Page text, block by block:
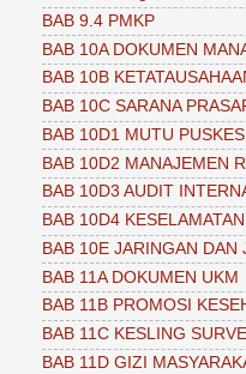
BAB 9.4 PMKP
BAB 10A DOKUMEN
BAB 10B
BAB 10C SARANA
BAB 10D1 MUTU
BAB 10D2 MANAJEMEN
BAB 10D3 AUDIT
BAB 10D4
BAB 10E JARINGAN DAN
BAB 11A DOKUMEN UKM
BAB 11B PROMOSI
BAB 11C KESLING
BAB 11D GIZI